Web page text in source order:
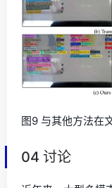
图9 与其他方法在
04 讨论